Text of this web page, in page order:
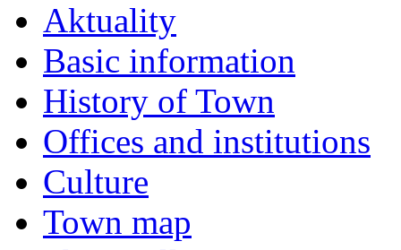
Aktuality
Basic information
History of Town
Offices and institutions
Culture
Town map